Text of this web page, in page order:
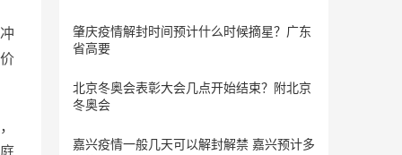
肇庆疫情解封时间预计什么时候摘星？广东
省高要
北京冬奥会表彰大会几点开始结束？附北京
冬奥会
嘉兴疫情一般几天可以解封解禁 嘉兴预计多